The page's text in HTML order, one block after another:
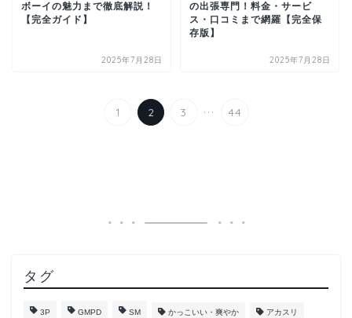
ボーイの魅力まで徹底解説！
【完全ガイド】
2025年7月28日
の出張専門！料金・サービ
ス・口コミまで網羅【完全保
存版】
2025年7月28日
1 2 3 ... 44
タグ
3P GMPD SM かっこいい・爽やか アカスリ